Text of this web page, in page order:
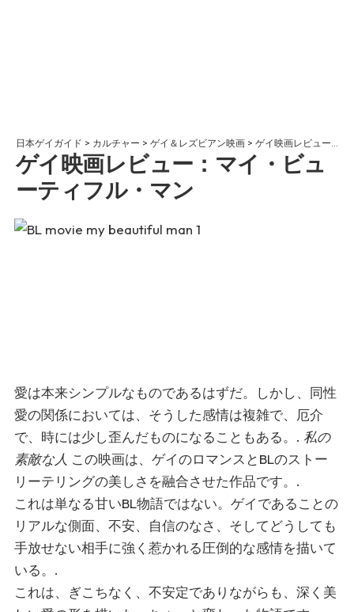
日本ゲイガイド > カルチャー > ゲイ＆レズビアン映画 > ゲイ映画レビュー：マイ・ビューティフル・マン
ゲイ映画レビュー：マイ・ビュ
ーティフル・マン
愛は本来シンプルなものであるはずだ。しかし、同性
愛の関係においては、そうした感情は複雑で、厄介
で、時には少し歪んだものになることもある。. 私の
素敵な人 この映画は、ゲイのロマンスとBLのストー
リーテリングの美しさを融合させた作品です。.
これは単なる甘いBL物語ではない。ゲイであることの
リアルな側面、不安、自信のなさ、そしてどうしても
手放せない相手に強く惹かれる圧倒的な感情を描いて
いる。.
これは、ぎこちなく、不安定でありながらも、深く美